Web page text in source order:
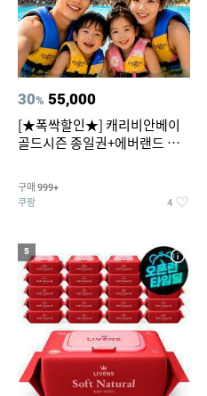
30% 55,000
[★폭싹할인★] 캐리비안베이
골드시즌 종일권+에버랜드 오
구매 999+
쿠팡 4
5